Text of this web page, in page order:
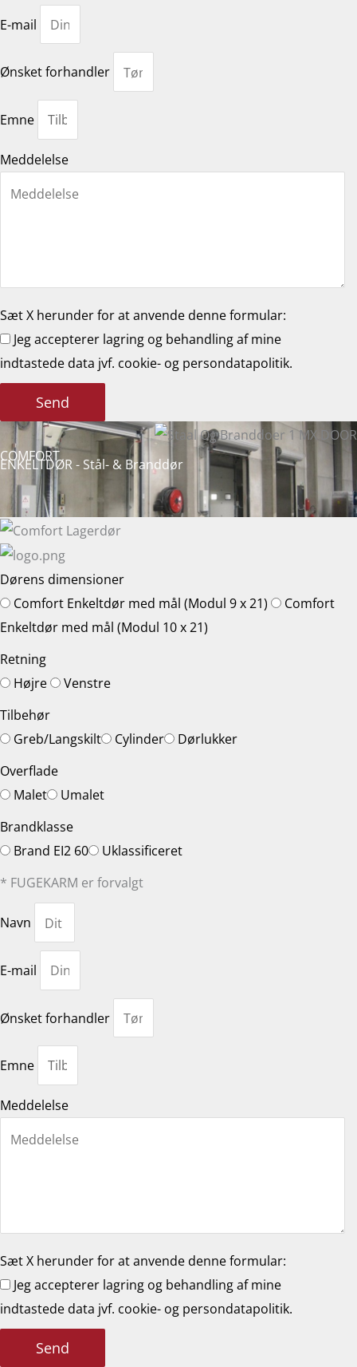
E-mail
Ønsket forhandler
Emne
Meddelelse
Sæt X herunder for at anvende denne formular:
Jeg accepterer lagring og behandling af mine
indtastede data jvf. cookie- og persondatapolitik.
Send
COMFORT
ENKELTDØR - Stål- & Branddør
Dørens dimensioner
Comfort Enkeltdør med mål (Modul 9 x 21)
Comfort
Enkeltdør med mål (Modul 10 x 21)
Retning
Højre Venstre
Tilbehør
Greb/Langskilt Cylinder Dørlukker
Overflade
Malet Umalet
Brandklasse
Brand EI2 60
Uklassificeret
* FUGEKARM er forvalgt
Navn
E-mail
Ønsket forhandler
Emne
Meddelelse
Sæt X herunder for at anvende denne formular:
Jeg accepterer lagring og behandling af mine
indtastede data jvf. cookie- og persondatapolitik.
Send